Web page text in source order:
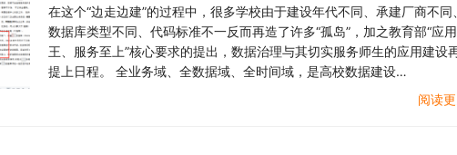
在这个“边走边建”的过程中，很多学校由于建设年代不同、承建厂商不同、
数据库类型不同、代码标准不一反而再造了许多“孤岛”，加之教育部“应
王、服务至上”核心要求的提出，数据治理与其切实服务师生的应用建设
提上日程。 全业务域、全数据域、全时间域，是高校数据建设…
阅读